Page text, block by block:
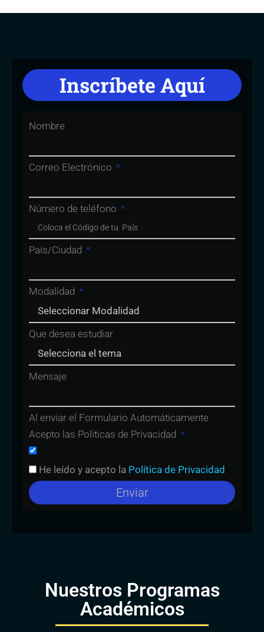
Inscríbete Aquí
Nombre
Correo Electrónico
Número de teléfono
País/Ciudad
Modalidad
Que desea estudiar
Mensaje
Al enviar el Formulario Automáticamente
Acepto las Politicas de Privacidad
He leído y acepto la Política de Privacidad
Enviar
Nuestros Programas
Académicos